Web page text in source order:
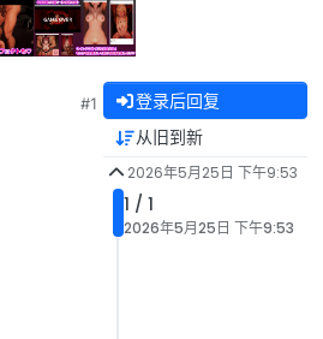
#1 登录后回复
从旧到新
2026年5月25日 下午9:53
1 / 1
2026年5月25日 下午9:53